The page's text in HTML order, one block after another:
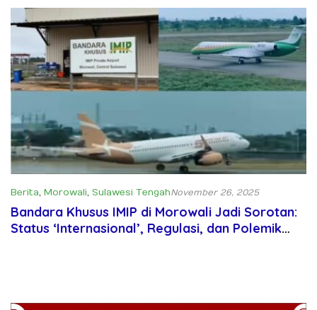
Berita, Morowali, Sulawesi TengahNovember 26, 2025
Bandara Khusus IMIP di Morowali Jadi Sorotan:
Status ‘Internasional’, Regulasi, dan Polemik